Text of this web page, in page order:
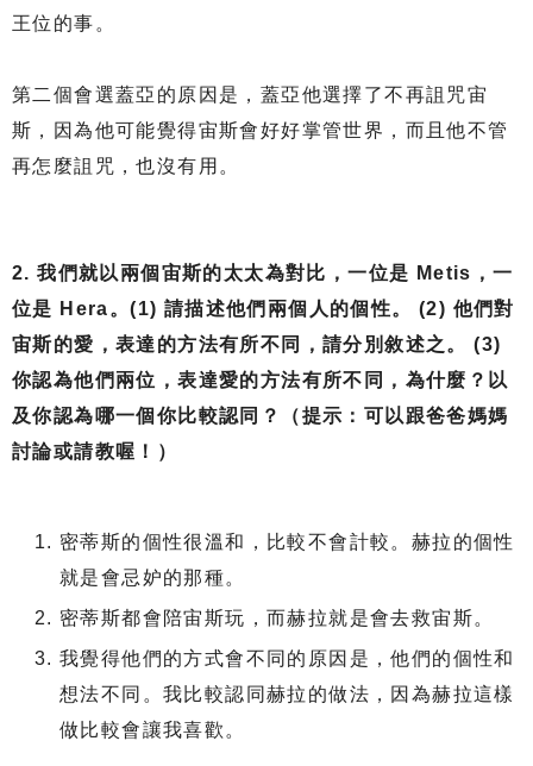
王位的事。
第二個會選蓋亞的原因是，蓋亞他選擇了不再詛咒宙
斯，因為他可能覺得宙斯會好好掌管世界，而且他不管
再怎麼詛咒，也沒有用。
2. 我們就以兩個宙斯的太太為對比，一位是 Metis，一
位是 Hera。(1) 請描述他們兩個人的個性。 (2) 他們對
宙斯的愛，表達的方法有所不同，請分別敘述之。 (3)
你認為他們兩位，表達愛的方法有所不同，為什麼？以
及你認為哪一個你比較認同？（提示：可以跟爸爸媽媽
討論或請教喔！）
密蒂斯的個性很溫和，比較不會計較。赫拉的個性
就是會忌妒的那種。
密蒂斯都會陪宙斯玩，而赫拉就是會去救宙斯。
我覺得他們的方式會不同的原因是，他們的個性和
想法不同。我比較認同赫拉的做法，因為赫拉這樣
做比較會讓我喜歡。